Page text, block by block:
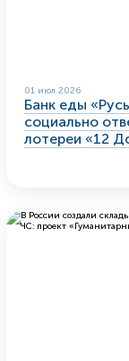
01 июл 2026
Банк еды
социально
лотереи «12